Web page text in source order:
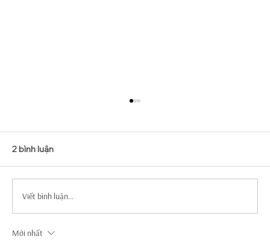
2 bình luận
Viết bình luận...
Mới nhất